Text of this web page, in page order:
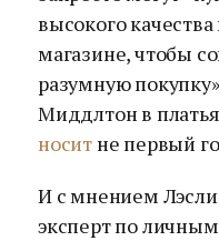
высокого
магазине, чтобы
разумную
Миддлтон в
носит не первый
И с мнением Лэсли
эксперт по